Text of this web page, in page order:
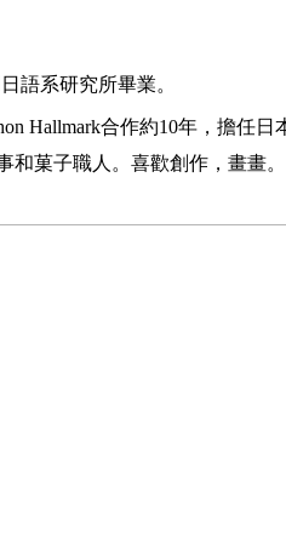
語系研究所畢業。
Hallmark合作約10年，擔任日
菓子職人。喜歡創作，畫畫。